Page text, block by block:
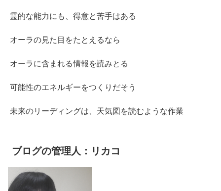
霊的な能力にも、得意と苦手はある
オーラの見た目をたとえるなら
オーラに含まれる情報を読みとる
可能性のエネルギーをつくりだそう
未来のリーディングは、天気図を読むような作業
ブログの管理人：リカコ